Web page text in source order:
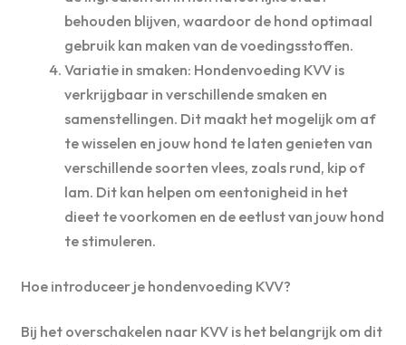
behouden blijven, waardoor de hond optimaal
gebruik kan maken van de voedingsstoffen.
Variatie in smaken: Hondenvoeding KVV is
verkrijgbaar in verschillende smaken en
samenstellingen. Dit maakt het mogelijk om af
te wisselen en jouw hond te laten genieten van
verschillende soorten vlees, zoals rund, kip of
lam. Dit kan helpen om eentonigheid in het
dieet te voorkomen en de eetlust van jouw hond
te stimuleren.
Hoe introduceer je hondenvoeding KVV?
Bij het overschakelen naar KVV is het belangrijk om dit